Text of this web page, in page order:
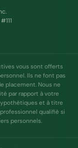
vous sont offerts
Ils ne font pas
placement. Nous ne
par rapport à votre
et à titre
qualifiè si
personnels.